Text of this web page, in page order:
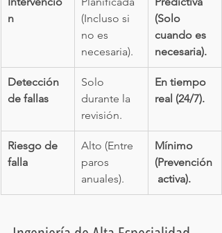
n
(Incluso si
no es
necesaria).
(Solo
cuando es
necesaria).
Detección
de fallas
Solo
durante la
revisión.
En tiempo
real (24/7).
Riesgo de
falla
Alto (Entre
paros
anuales).
Mínimo
(Prevención
activa).